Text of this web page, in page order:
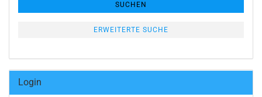
SUCHEN
ERWEITERTE SUCHE
Login